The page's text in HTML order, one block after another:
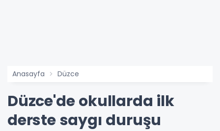
Anasayfa Düzce
Düzce'de okullarda ilk
derste saygı duruşu